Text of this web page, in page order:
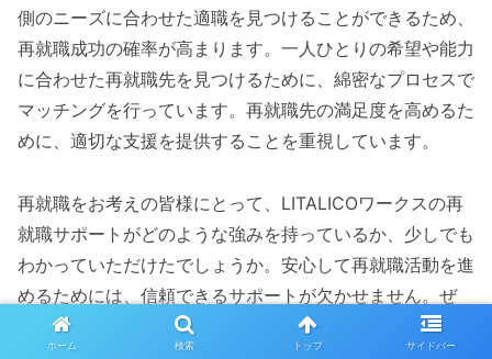
側のニーズに合わせた適職を見つけることができるため、
再就職成功の確率が高まります。一人ひとりの希望や能力
に合わせた再就職先を見つけるために、綿密なプロセスで
マッチングを行っています。再就職先の満足度を高めるた
めに、適切な支援を提供することを重視しています。
再就職をお考えの皆様にとって、LITALICOワークスの再
就職サポートがどのような強みを持っているか、少しでも
わかっていただけたでしょうか。安心して再就職活動を進
めるためには、信頼できるサポートが欠かせません。ぜ
ひ、自分に合った再就職先を見つけるために、LITALICO
ホーム 検索 トップ サイドバー